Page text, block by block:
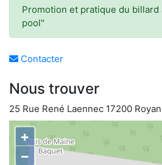
Promotion et pratique du billard
pool"
Contacter
Nous trouver
25 Rue René Laennec 17200 Royan
+
−